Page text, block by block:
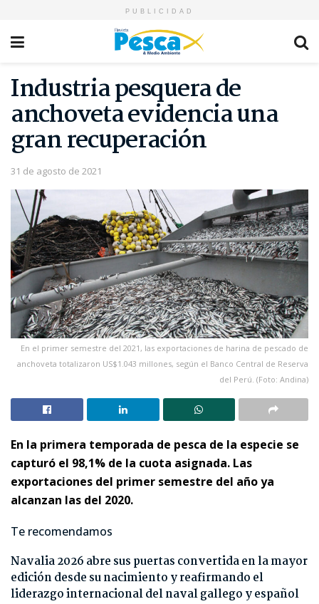
PUBLICIDAD
Industria pesquera de
anchoveta evidencia una
gran recuperación
31 de agosto de 2021
En el primer semestre del 2021, las exportaciones de harina de pescado de
anchoveta totalizaron US$1.043 millones, según el Banco Central de Reserva
del Perú. (Foto: Andina)
En la primera temporada de pesca de la especie se
capturó el 98,1% de la cuota asignada. Las
exportaciones del primer semestre del año ya
alcanzan las del 2020.
Te recomendamos
Navalia 2026 abre sus puertas convertida en la mayor
edición desde su nacimiento y reafirmando el
liderazgo internacional del naval gallego y español